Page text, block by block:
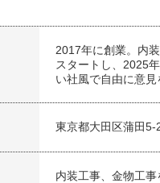
2017年に創業。内
スタートし、2025
い社風で自由に意見
東京都大田区蒲田
内装工事、金物工事